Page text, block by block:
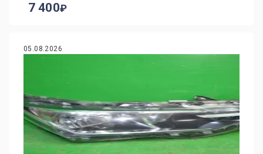
7 400
05.08.2026